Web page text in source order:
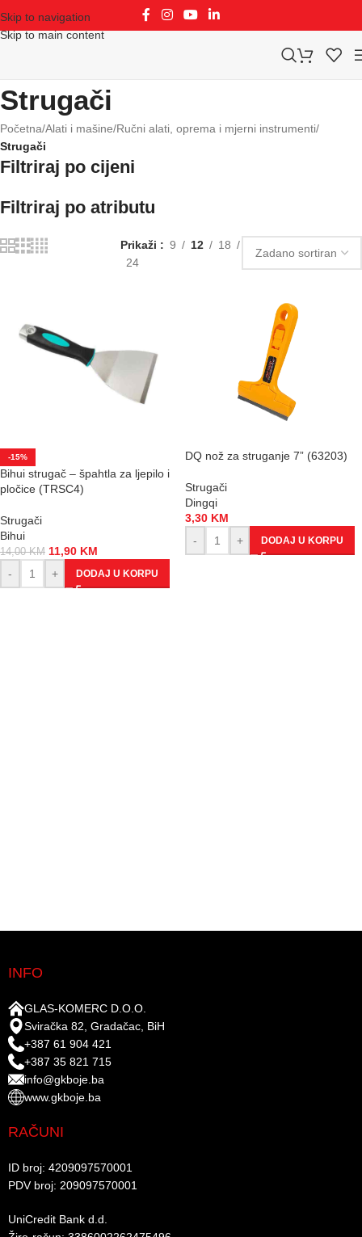
Skip to navigation
Skip to main content
Strugači
Početna/Alati i mašine/Ručni alati, oprema i mjerni instrumenti/
Strugači
Filtriraj po cijeni
Filtriraj po atributu
Prikaži 9 12
18
24
-15%
Bihui strugač – špahtla za ljepilo i
pločice (TRSC4)
Strugači
Bihui
14,00KM 11,90 KM
-
+ DODAJ U KORPU
DQ nož za struganje 7” (63203)
Strugači
Dingqi
3,30 KM
-
+ DODAJ U KORPU
INFO
GLAS-KOMERC D.O.O.
Sviračka 82, Gradačac, BiH
+387 61 904 421
+387 35 821 715
info@gkboje.ba
www.gkboje.ba
RAČUNI
ID broj: 4209097570001​
PDV broj: 209097570001 ​
UniCredit Bank d.d.​